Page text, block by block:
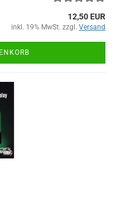
12,50 EUR
inkl. 19% MwSt. zzgl. Versand